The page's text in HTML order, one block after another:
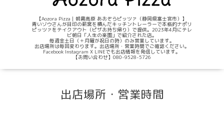
【Aozora Pizza｜朝霧高原 あおぞらピッツァ（静岡県富士宮市）】
青いゾウさんが目印の薪窯を積んだキッチントレーラーで本格的ナポリ
ピッツァをテイクアウト（ピザお持ち帰り）で提供。2023年4月にテレ
ビ朝日「人生の楽園」で紹介された店。
毎週金土日（＋月曜が祝日の時）のみ営業しています。
出店場所は毎回変わります。出店場所・営業時間でご確認ください。
Facebook Instagram X LINEでも出店情報を発信しています。
【お問い合わせ】080-9528-5726
出店場所・営業時間